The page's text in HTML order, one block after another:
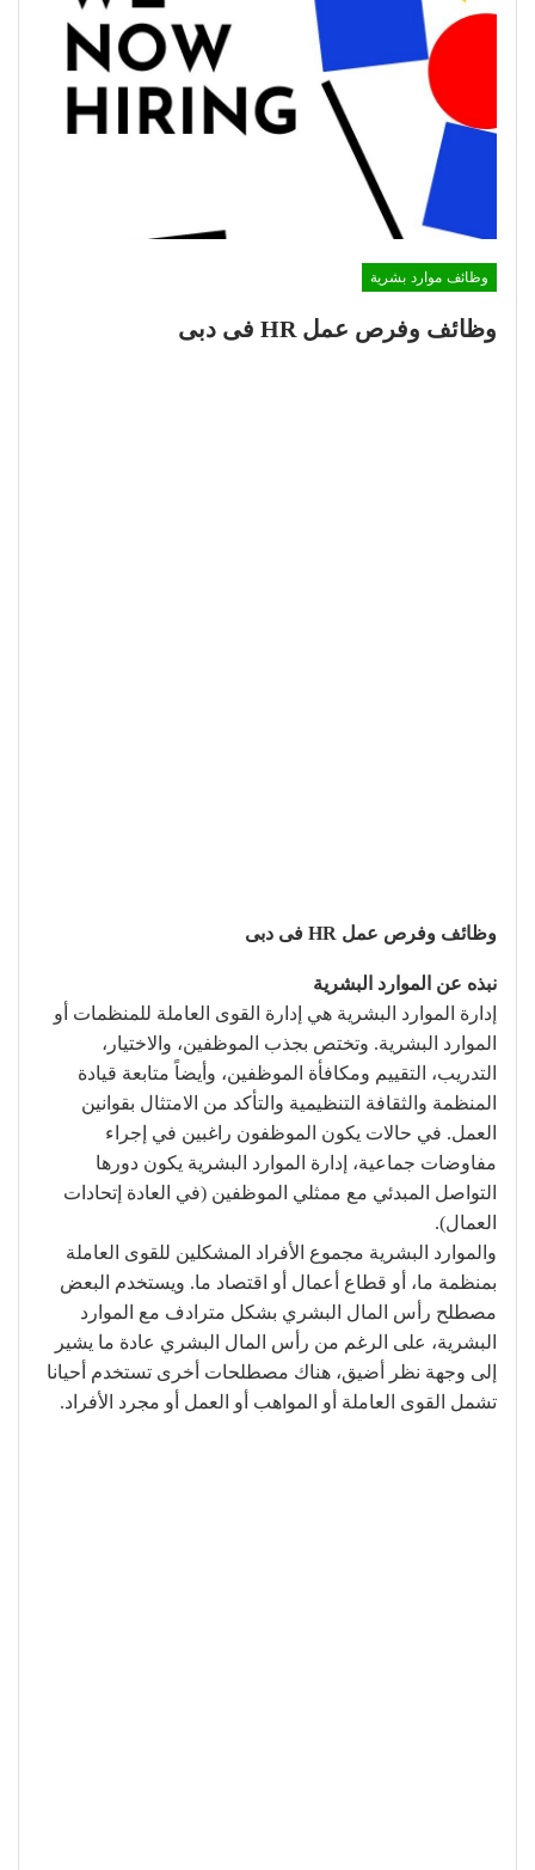
وظائف موارد بشرية
وظائف وفرص عمل HR فى دبى
وظائف وفرص عمل HR فى دبى
نبذه عن الموارد البشرية
إدارة الموارد البشرية هي إدارة القوى العاملة للمنظمات أو
الموارد البشرية. وتختص بجذب الموظفين، والاختيار،
التدريب، التقييم ومكافأة الموظفين، وأيضاً متابعة قيادة
المنظمة والثقافة التنظيمية والتأكد من الامتثال بقوانين
العمل. في حالات يكون الموظفون راغبين في إجراء
مفاوضات جماعية، إدارة الموارد البشرية يكون دورها
التواصل المبدئي مع ممثلي الموظفين (في العادة إتحادات
العمال).
والموارد البشرية مجموع الأفراد المشكلين للقوى العاملة
بمنظمة ما، أو قطاع أعمال أو اقتصاد ما. ويستخدم البعض
مصطلح رأس المال البشري بشكل مترادف مع الموارد
البشرية، على الرغم من رأس المال البشري عادة ما يشير
إلى وجهة نظر أضيق، هناك مصطلحات أخرى تستخدم أحيانا
تشمل القوى العاملة أو المواهب أو العمل أو مجرد الأفراد.